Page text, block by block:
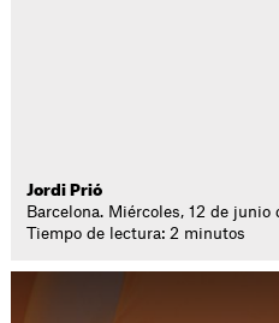
Jordi Prió
Barcelona. Miércoles, 12 de
Tiempo de lectura: 2 minutos